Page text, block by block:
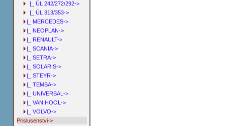
|_ ÜL 242/272/292->
|_ ÜL 313/353->
|_ MERCEDES->
|_ NEOPLAN->
|_ RENAULT->
|_ SCANIA->
|_ SETRA->
|_ SOLARIS->
|_ STEYR->
|_ TEMSA->
|_ UNIVERSAL->
|_ VAN HOOL->
|_ VOLVO->
Prislusenstvi->